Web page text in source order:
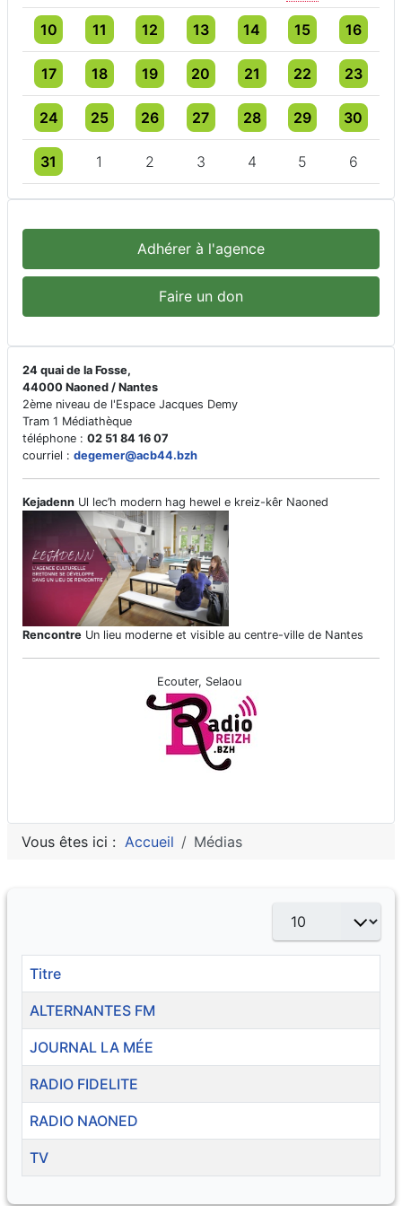
10
Un évènement
11
3 évènements
12
4 évènements
13
3 évènements
14
4 évènements
15
4 évènements
16
4
17
Un évènement
18
3 évènements
19
3 évènements
20
4 évènements
21
5 évènements
22
5 évènements
23
5
24
Un évènement
25
3 évènements
26
3 évènements
27
3 évènements
28
3 évènements
29
4 évènements
30
3
31
Un évènement
1
3 évènements
2
3 évènements
3
3 évènements
4
3 évènements
5
3 évènements
6
3
Adhérer à l'agence
Faire un don
24 quai de la Fosse,
44000 Naoned / Nantes
2ème niveau de l'Espace Jacques Demy
Tram 1 Médiathèque
téléphone : 02 51 84 16 07
courriel : degemer@acb44.bzh
Kejadenn Ul lec’h modern hag hewel e kreiz-kêr Naoned
Rencontre Un lieu moderne et visible au centre-ville de Nantes
Ecouter, Selaou
Vous êtes ici : Accueil Médias
Afficher #
Titre
ALTERNANTES FM
JOURNAL LA MÉE
RADIO FIDELITE
RADIO NAONED
TV